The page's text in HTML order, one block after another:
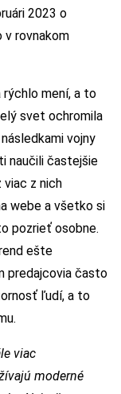
2023 o
v rovnakom
mení, a to
svet ochromila
vojny
naučili častejšie
z nich
webe a všetko si
pozrieť osobne.
ešte
predajcovia často
ľudí, a to
viac
moderné